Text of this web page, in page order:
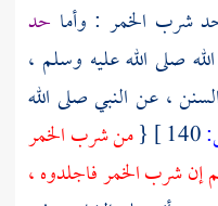
شرب الخمر : وأما حد
صلى الله عليه وسلم ،
، عن النبي صلى الله
{من شرب الخمر
إن شرب الخمر فاجلدوه ،